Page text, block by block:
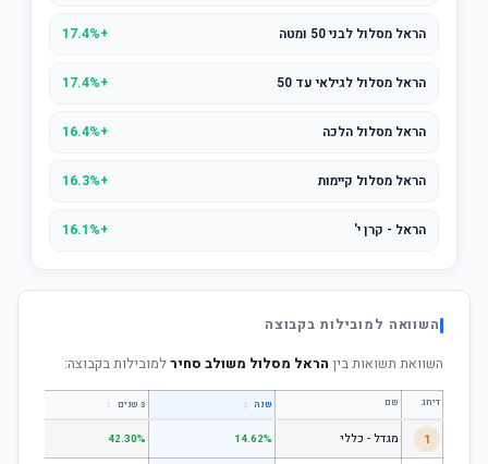
הראל מסלול לבני 50 ומטה +17.4%
הראל מסלול לגילאי עד 50 +17.4%
הראל מסלול הלכה +16.4%
הראל מסלול קיימות +16.3%
הראל - קרן י' +16.1%
השוואה למובילות בקבוצה
השוואת תשואות בין הראל מסלול משולב סחירלמובילות בקבוצה:
דירוג שם שנה ↕ 3 שנים ↕
1 מגדל - כללי 14.62%
42.30%